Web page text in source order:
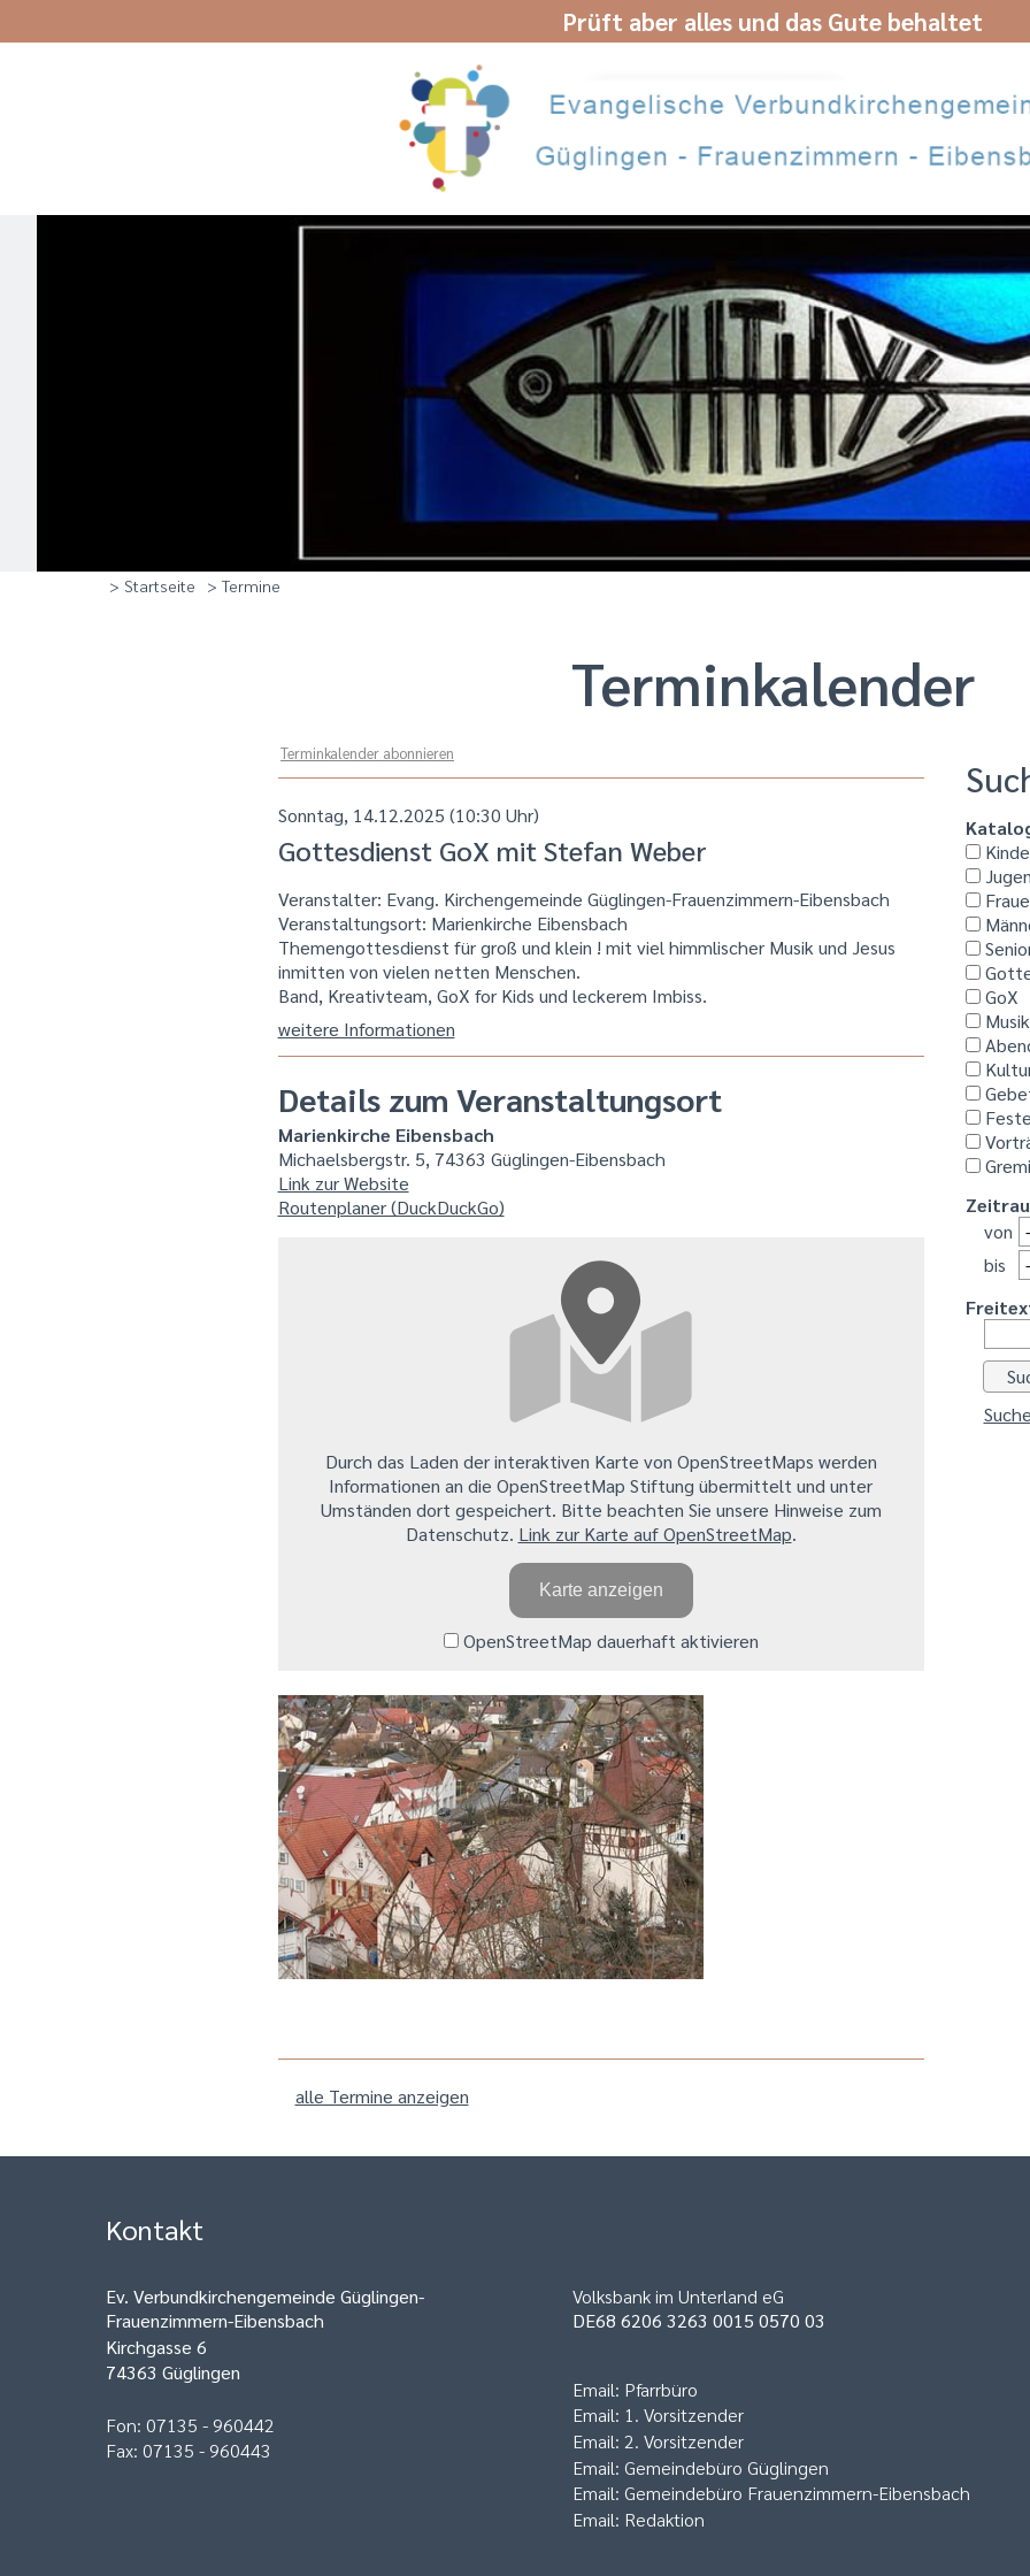
Prüft aber alles und das Gute behaltet
> Startseite > Termine
Termin­kalender
GoX
von
bis
Terminkalender abonnieren
Sonntag, 14.12.2025 (10:30 Uhr)
Gottesdienst GoX mit Stefan Weber
Veranstalter: Evang. Kirchengemeinde Güglingen-Frauenzimmern-Eibensbach
Veranstaltungsort: Marienkirche Eibensbach
Themengottesdienst für groß und klein ! mit viel himmlischer Musik und Jesus
inmitten von vielen netten Menschen.
Band, Kreativteam, GoX for Kids und leckerem Imbiss.
weitere Informationen
Details zum Veranstaltungsort
Marienkirche Eibensbach
Michaelsbergstr. 5, 74363 Güglingen-Eibensbach
Link zur Website
Routenplaner (DuckDuckGo)
Durch das Laden der interaktiven Karte von OpenStreetMaps werden
Informationen an die OpenStreetMap Stiftung übermittelt und unter
Umständen dort gespeichert. Bitte beachten Sie unsere Hinweise zum
Datenschutz. Link zur Karte auf OpenStreetMap.
Karte anzeigen
OpenStreetMap dauerhaft aktivieren
alle Termine anzeigen
Kontakt
Ev. Verbundkirchengemeinde Güglingen-
Frauenzimmern-Eibensbach
Kirchgasse 6
74363 Güglingen
Fon: 07135 - 960442
Fax: 07135 - 960443
Volksbank im Unterland eG
DE68 6206 3263 0015 0570 03
Email: Pfarrbüro
Email: 1. Vorsitzender
Email: 2. Vorsitzender
Email: Gemeindebüro Güglingen
Email: Gemeindebüro Frauenzimmern-Eibensbach
Email: Redaktion